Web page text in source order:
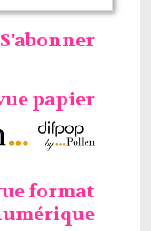
S'abonner
papier
format